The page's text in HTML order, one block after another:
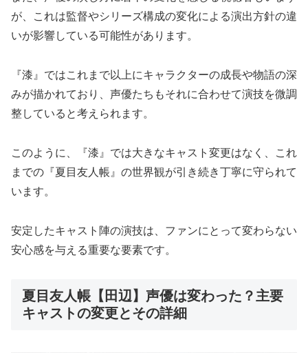
が、これは監督やシリーズ構成の変化による演出方針の違
いが影響している可能性があります。
『漆』ではこれまで以上にキャラクターの成長や物語の深
みが描かれており、声優たちもそれに合わせて演技を微調
整していると考えられます。
このように、『漆』では大きなキャスト変更はなく、これ
までの『夏目友人帳』の世界観が引き続き丁寧に守られて
います。
安定したキャスト陣の演技は、ファンにとって変わらない
安心感を与える重要な要素です。
夏目友人帳【田辺】声優は変わった？主要
キャストの変更とその詳細